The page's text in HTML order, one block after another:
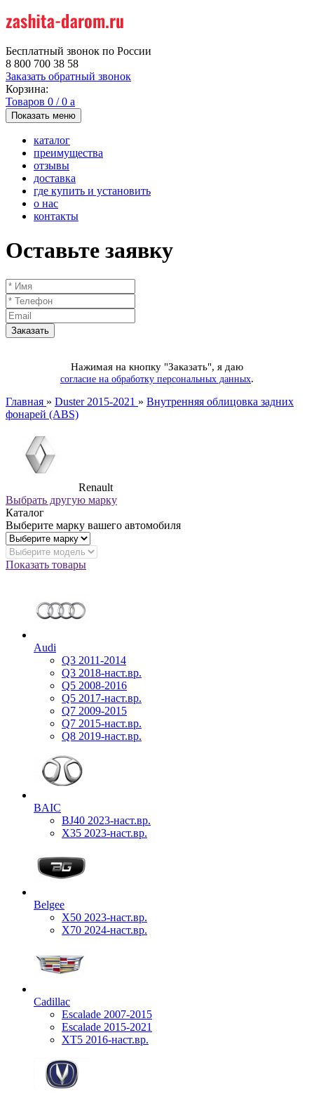
Бесплатный звонок по России
8 800 700 38 58
Заказать обратный звонок
Корзина:
Товаров 0 /0 a
Показать меню
каталог
преимущества
отзывы
доставка
где купить и установить
о нас
контакты
Оставьте заявку
Нажимая на кнопку "Заказать", я даю
согласие на обработку персональных данных.
Главная » Duster 2015-2021 » Внутренняя облицовка задних
фонарей (ABS)
Renault
Выбрать другую марку
Каталог
Выберите марку вашего автомобиля
Показать товары
Audi
Q3 2011-2014
Q3 2018-наст.вр.
Q5 2008-2016
Q5 2017-наст.вр.
Q7 2009-2015
Q7 2015-наст.вр.
Q8 2019-наст.вр.
BAIC
BJ40 2023-наст.вр.
X35 2023-наст.вр.
Belgee
X50 2023-наст.вр.
X70 2024-наст.вр.
Cadillac
Escalade 2007-2015
Escalade 2015-2021
XT5 2016-наст.вр.